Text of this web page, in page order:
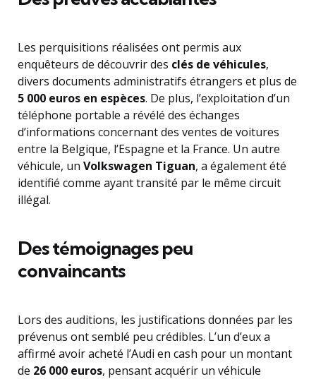
Les perquisitions réalisées ont permis aux
enquêteurs de découvrir des clés de véhicules,
divers documents administratifs étrangers et plus de
5 000 euros en espèces. De plus, l’exploitation d’un
téléphone portable a révélé des échanges
d’informations concernant des ventes de voitures
entre la Belgique, l’Espagne et la France. Un autre
véhicule, un Volkswagen Tiguan, a également été
identifié comme ayant transité par le même circuit
illégal.
Des témoignages peu
convaincants
Lors des auditions, les justifications données par les
prévenus ont semblé peu crédibles. L’un d’eux a
affirmé avoir acheté l’Audi en cash pour un montant
de 26 000 euros, pensant acquérir un véhicule